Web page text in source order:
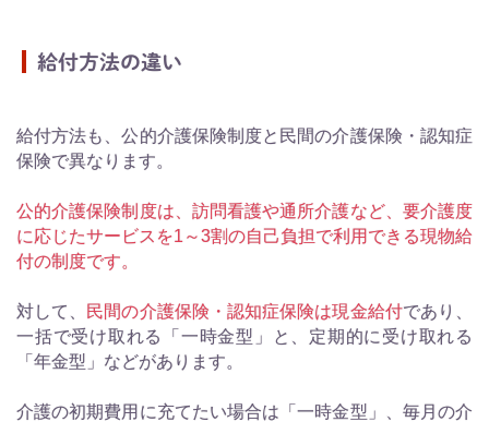
給付方法の違い
給付方法も、公的介護保険制度と民間の介護保険・認知症
保険で異なります。
公的介護保険制度は、訪問看護や通所介護など、要介護度
に応じたサービスを1～3割の自己負担で利用できる現物給
付の制度です。
対して、 民間の介護保険・認知症保険は現金給付であり、
一括で受け取れる「一時金型」と、定期的に受け取れる
「年金型」などがあります。
介護の初期費用に充てたい場合は「一時金型」、毎月の介